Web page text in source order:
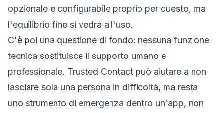
opzionale e configurabile proprio per questo, ma
l'equilibrio fine si vedrà all'uso.
C'è poi una questione di fondo: nessuna funzione
tecnica sostituisce il supporto umano e
professionale. Trusted Contact può aiutare a non
lasciare sola una persona in difficoltà, ma resta
uno strumento di emergenza dentro un'app, non